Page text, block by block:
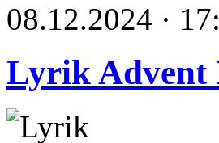
08.12.2024 ·
Lyrik Advent